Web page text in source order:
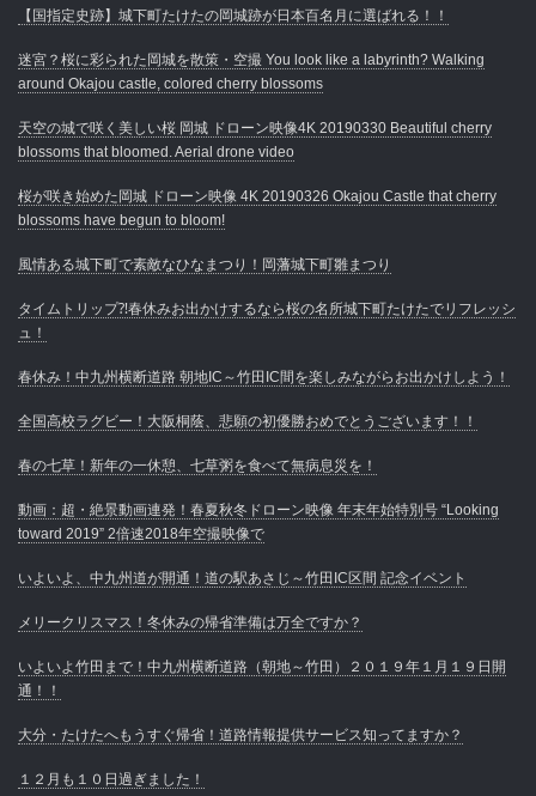
【国指定史跡】城下町たけたの岡城跡が日本百名月に選ばれる！！
迷宮？桜に彩られた岡城を散策・空撮 You look like a labyrinth? Walking
around Okajou castle, colored cherry blossoms
天空の城で咲く美しい桜 岡城 ドローン映像4K 20190330 Beautiful cherry
blossoms that bloomed. Aerial drone video
桜が咲き始めた岡城 ドローン映像 4K 20190326 Okajou Castle that cherry
blossoms have begun to bloom!
風情ある城下町で素敵なひなまつり！岡藩城下町雛まつり
タイムトリップ⁈春休みお出かけするなら桜の名所城下町たけたでリフレッシ
ュ！
春休み！中九州横断道路 朝地IC～竹田IC間を楽しみながらお出かけしよう！
全国高校ラグビー！大阪桐蔭、悲願の初優勝おめでとうございます！！
春の七草！新年の一休憩、七草粥を食べて無病息災を！
動画：超・絶景動画連発！春夏秋冬ドローン映像 年末年始特別号 “Looking
toward 2019” 2倍速2018年空撮映像で
いよいよ、中九州道が開通！道の駅あさじ～竹田IC区間 記念イベント
メリークリスマス！冬休みの帰省準備は万全ですか？
いよいよ竹田まで！中九州横断道路（朝地～竹田）２０１９年１月１９日開
通！！
大分・たけたへもうすぐ帰省！道路情報提供サービス知ってますか？
１２月も１０日過ぎました！